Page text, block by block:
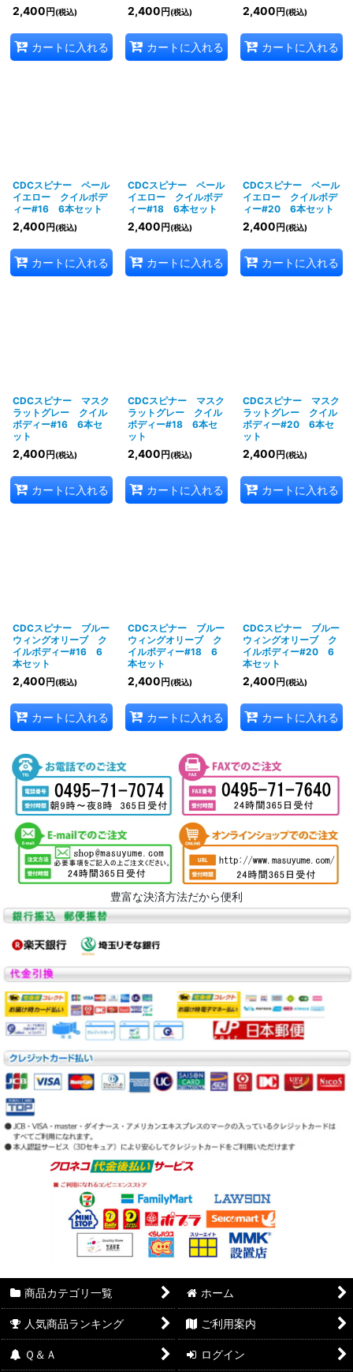
2,400 円 (税込)
カートに入れる
2,400 円 (税込)
カートに入れる
2,400 円 (税込)
カートに入れる
CDCスピナー ペール
イエロー クイルボデ
ィー#16 6本セット
2,400 円 (税込)
カートに入れる
CDCスピナー ペール
イエロー クイルボデ
ィー#18 6本セット
2,400 円 (税込)
カートに入れる
CDCスピナー ペール
イエロー クイルボデ
ィー#20 6本セット
2,400 円 (税込)
カートに入れる
CDCスピナー マスク
ラットグレー クイル
ボディー#16 6本セ
ット
2,400 円 (税込)
カートに入れる
CDCスピナー マスク
ラットグレー クイル
ボディー#18 6本セ
ット
2,400 円 (税込)
カートに入れる
CDCスピナー マスク
ラットグレー クイル
ボディー#20 6本セ
ット
2,400 円 (税込)
カートに入れる
CDCスピナー ブルー
ウィングオリーブ ク
イルボディー#16 6
本セット
2,400 円 (税込)
カートに入れる
CDCスピナー ブルー
ウィングオリーブ ク
イルボディー#18 6
本セット
2,400 円 (税込)
カートに入れる
CDCスピナー ブルー
ウィングオリーブ ク
イルボディー#20 6
本セット
2,400 円 (税込)
カートに入れる
豊富な決済方法だから便利
商品カテゴリ一覧 ホーム
人気商品ランキング ご利用案内
Ｑ＆Ａ ログイン